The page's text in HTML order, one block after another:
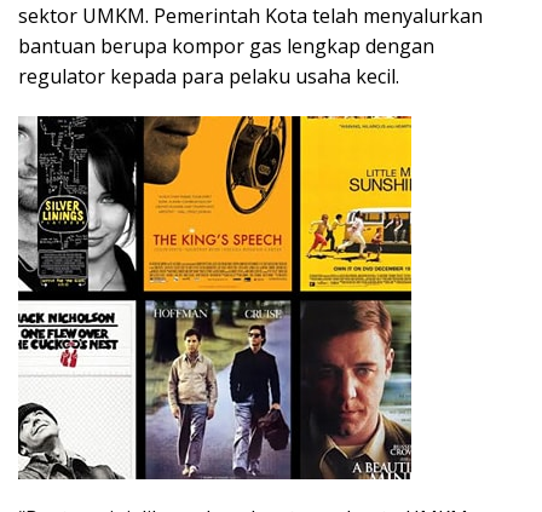
sektor UMKM. Pemerintah Kota telah menyalurkan
bantuan berupa kompor gas lengkap dengan
regulator kepada para pelaku usaha kecil.